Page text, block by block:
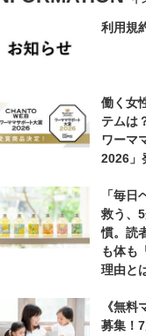
利用規
働く女
テムは
ワーマ
2026」
「毎
救う、
慣。読
も体も
理由と
《無料
募集！